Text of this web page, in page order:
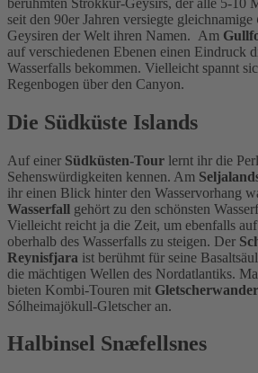
seit den 90er Jahren versiegte gleichnamige
Geysiren der Welt ihren Namen. Am
auf verschiedenen Ebenen einen Eindruck
Wasserfalls bekommen. Vielleicht spannt
Regenbogen über den Canyon.
Die Südküste Islands
Auf einer Südküsten-Tour lernt ihr die
Sehenswürdigkeiten kennen. Am
ihr einen Blick hinter den Wasservorhang
Wasserfall gehört zu den schönsten
Vielleicht reicht ja die Zeit, um ebenfalls
oberhalb des Wasserfalls zu steigen. Der
Reynisfjara ist berühmt für seine
die mächtigen Wellen des Nordatlantiks.
bieten Kombi-Touren mit
Sólheimajökull-Gletscher an.
Halbinsel Snæfellsnes